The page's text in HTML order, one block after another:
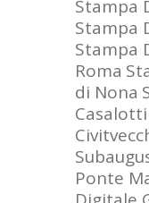
Stampa
Stampa
Stampa
Roma
di Nona
Casalotti
Ponte